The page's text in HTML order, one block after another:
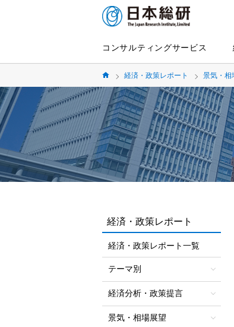
コンサルティングサービス
経済・政策レポート 景気・相
経済・政策レポート
経済・政策レポート一覧
テーマ別
経済分析・政策提言
景気・相場展望